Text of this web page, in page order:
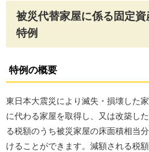
被災代替家屋に係る固定
特例
特例の概要
東日本大震災により滅失・損壊した
に代わる家屋を取得し、又は改築し
る税額のうち被災家屋の床面積相当
けることができます。減額される税